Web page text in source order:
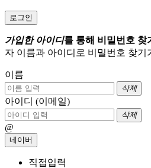
로그인
가입한 아이디를 통해 비밀번호 찾
자 이름과 아이디로 비밀번호 찾기
이름
삭제
아이디 (이메일)
삭제
@
네이버
직접입력